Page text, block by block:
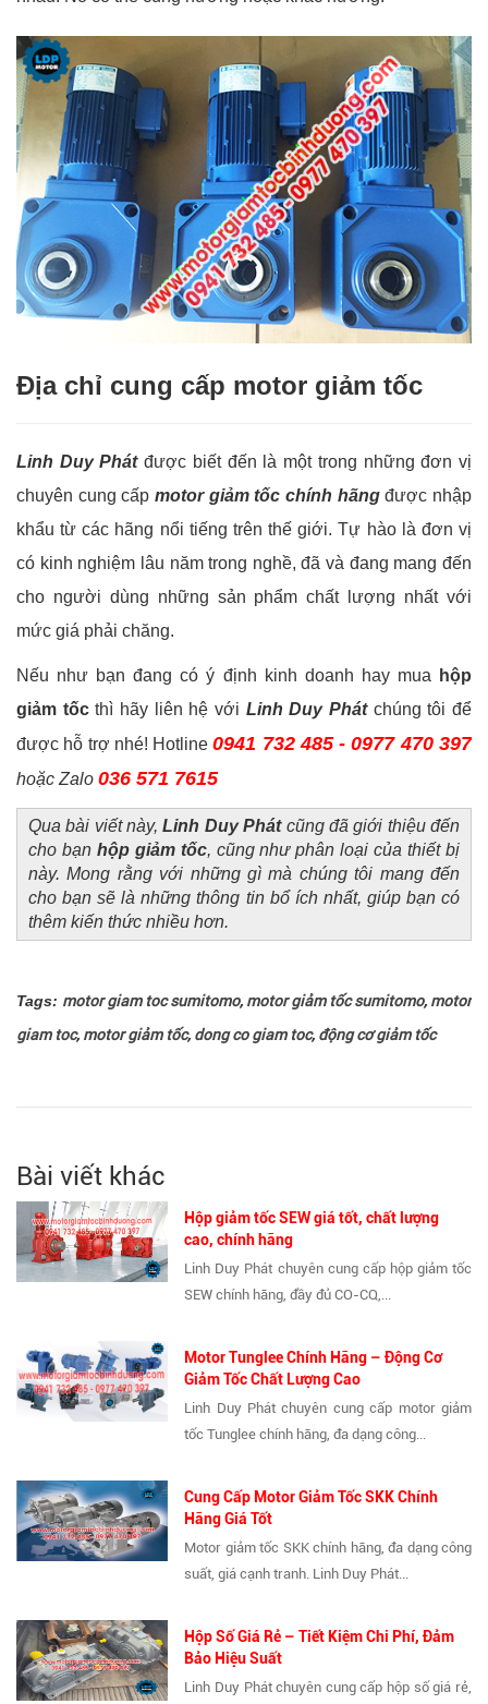
Địa chỉ cung cấp motor giảm tốc
Linh Duy Phátđược biết đến là một trong những đơn vị
chuyên cung cấp motor giảm tốc chính hãngđược nhập
khẩu từ các hãng nổi tiếng trên thế giới. Tự hào là đơn vị
có kinh nghiệm lâu năm trong nghề, đã và đang mang đến
cho người dùng những sản phẩm chất lượng nhất với
mức giá phải chăng.
Nếu như bạn đang có ý định kinh doanh hay mua hộp
giảm tốcthì hãy liên hệ với Linh Duy Phátchúng tôi để
được hỗ trợ nhé! Hotline0941 732 485 - 0977 470 397
hoặc Zalo 036 571 7615
Qua bài viết này,Linh Duy Phátcũng đã giới thiệu đến
cho bạn hộp giảm tốc, cũng như phân loại của thiết bị
này. Mong rằng với những gì mà chúng tôi mang đến
cho bạn sẽ là những thông tin bổ ích nhất, giúp bạn có
thêm kiến thức nhiều hơn.
Tags: motor giam toc sumitomo, motor giảm tốc sumitomo, motor
giam toc, motor giảm tốc, dong co giam toc, động cơ giảm tốc
Bài viết khác
Hộp giảm tốc SEW giá tốt, chất lượng
cao, chính hãng
Linh Duy Phát chuyên cung cấp hộp giảm tốc
SEW chính hãng, đầy đủ CO-CQ,...
Motor Tunglee Chính Hãng – Động Cơ
Giảm Tốc Chất Lượng Cao
Linh Duy Phát chuyên cung cấp motor giảm
tốc Tunglee chính hãng, đa dạng công...
Cung Cấp Motor Giảm Tốc SKK Chính
Hãng Giá Tốt
Motor giảm tốc SKK chính hãng, đa dạng công
suất, giá cạnh tranh. Linh Duy Phát...
Hộp Số Giá Rẻ – Tiết Kiệm Chi Phí, Đảm
Bảo Hiệu Suất
Linh Duy Phát chuyên cung cấp hộp số giá rẻ,